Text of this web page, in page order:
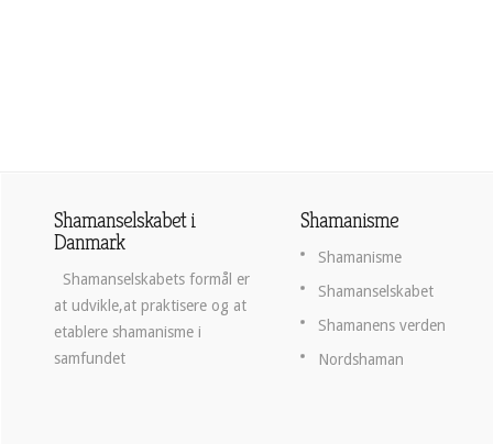
Shamanselskabet i
Danmark
Shamanselskabets formål er
at udvikle,at praktisere og at
etablere shamanisme i
samfundet
Shamanisme
Shamanisme
Shamanselskabet
Shamanens verden
Nordshaman